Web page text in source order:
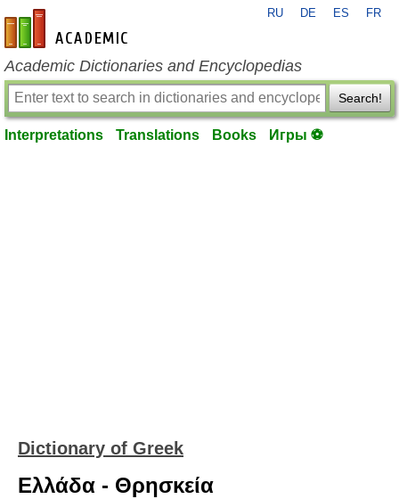
en-academic.com
RU DE ES FR
Academic Dictionaries and Encyclopedias
Search!
Interpretations Translations Books Игры ⚽
Dictionary of Greek
Ελλάδα - Θρησκεία